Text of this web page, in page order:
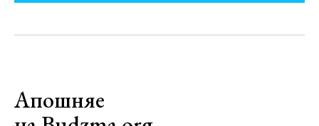
Апошняе